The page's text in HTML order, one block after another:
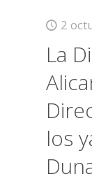
2
La
los